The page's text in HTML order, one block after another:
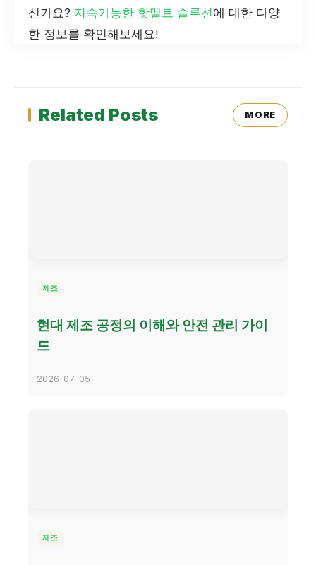
신가요? 지속가능한 핫멜트 솔루션에 대한 다양
한 정보를 확인해보세요!
Related Posts MORE
제조
현대 제조 공정의 이해와 안전 관리 가이
드
2026-07-05
제조